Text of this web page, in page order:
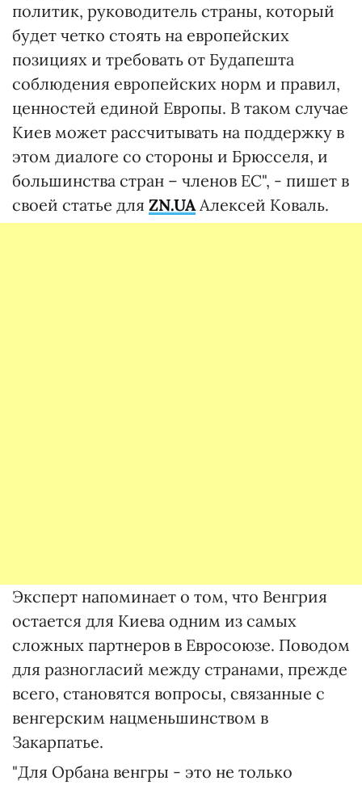
политик, руководитель страны, который
будет четко стоять на европейских
позициях и требовать от Будапешта
соблюдения европейских норм и правил,
ценностей единой Европы. В таком случае
Киев может рассчитывать на поддержку в
этом диалоге со стороны и Брюсселя, и
большинства стран – членов ЕС", - пишет в
своей статье для ZN.UAАлексей Коваль.
Эксперт напоминает о том, что Венгрия
остается для Киева одним из самых
сложных партнеров в Евросоюзе. Поводом
для разногласий между странами, прежде
всего, становятся вопросы, связанные с
венгерским нацменьшинством в
Закарпатье.
"Для Орбана венгры - это не только